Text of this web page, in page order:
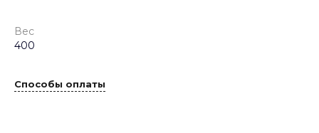
Вес
400
Способы оплаты